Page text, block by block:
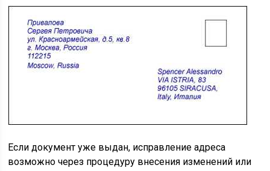
Если документ уже выдан, исправление адреса
возможно через процедуру внесения изменений или